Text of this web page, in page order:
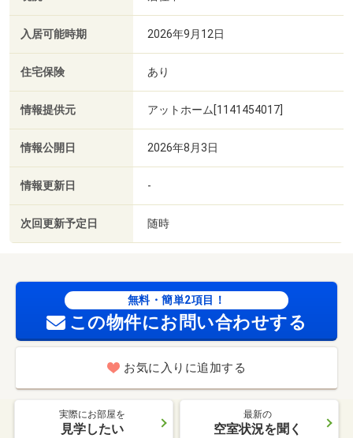
入居可能時期 2026年9月12日
住宅保険 あり
情報提供元 アットホーム[1141454017]
情報公開日 2026年8月3日
情報更新日 -
次回更新予定日 随時
無料・簡単2項目！
この物件にお問い合わせする
お気に入りに追加する
実際にお部屋を
見学したい
最新の
空室状況を聞く